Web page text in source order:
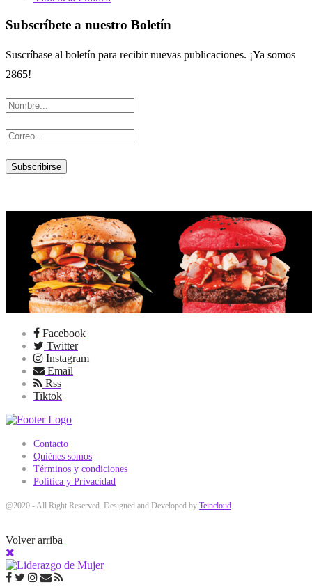
Subscríbete a nuestro Boletín
Suscríbase al boletín para recibir nuevas publicaciones. ¡Ya somos
2865!
Facebook
Twitter
Instagram
Email
Rss
Tiktok
Contacto
Quiénes somos
Términos y condiciones
Política y Privacidad
@2020 - All Right Reserved. Designed and Developed by Teincloud
Volver arriba